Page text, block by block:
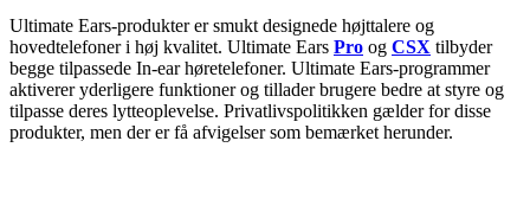
Ultimate Ears-produkter er smukt designede højttalere og
hovedtelefoner i høj kvalitet. Ultimate Ears Pro og CSX tilbyder
begge tilpassede In-ear høretelefoner. Ultimate Ears-programmer
aktiverer yderligere funktioner og tillader brugere bedre at styre og
tilpasse deres lytteoplevelse. Privatlivspolitikken gælder for disse
produkter, men der er få afvigelser som bemærket herunder.